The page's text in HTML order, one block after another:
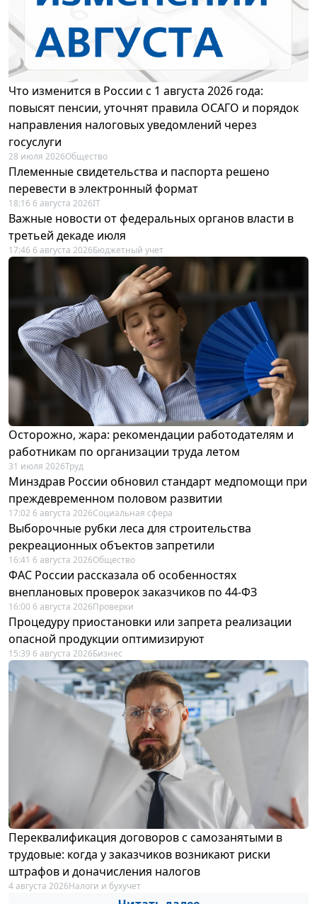
Что изменится в России с 1 августа 2026 года:
повысят пенсии, уточнят правила ОСАГО и порядок
направления налоговых уведомлений через
госуслуги
28 июля 2026Общество
Племенные свидетельства и паспорта решено
перевести в электронный формат
18:16 6 августа 2026IT
Важные новости от федеральных органов власти в
третьей декаде июля
17:46 6 августа 2026Бюджетный учет
Осторожно, жара: рекомендации работодателям и
работникам по организации труда летом
31 июля 2026Труд
Минздрав России обновил стандарт медпомощи при
преждевременном половом развитии
17:02 6 августа 2026Социальная сфера
Выборочные рубки леса для строительства
рекреационных объектов запретили
16:41 6 августа 2026Общество
ФАС России рассказала об особенностях
внеплановых проверок заказчиков по 44-ФЗ
16:00 6 августа 2026Проверки
Процедуру приостановки или запрета реализации
опасной продукции оптимизируют
15:39 6 августа 2026Бизнес
Переквалификация договоров с самозанятыми в
трудовые: когда у заказчиков возникают риски
штрафов и доначисления налогов
4 августа 2026Налоги и бухучет